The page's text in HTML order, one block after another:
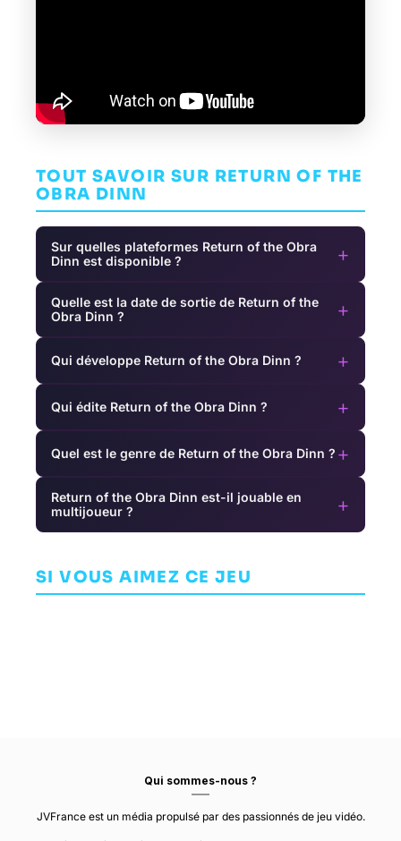
TOUT SAVOIR SUR RETURN OF THE
OBRA DINN
Sur quelles plateformes Return of the Obra
Dinn est disponible ?
+
Quelle est la date de sortie de Return of the
Obra Dinn ?
+
Qui développe Return of the Obra Dinn ? +
Qui édite Return of the Obra Dinn ? +
Quel est le genre de Return of the Obra Dinn ? +
Return of the Obra Dinn est-il jouable en
multijoueur ?
+
SI VOUS AIMEZ CE JEU
AVENTURE
Cosmochoria
Qui sommes-nous ?
JVFrance est un média propulsé par des passionnés de jeu vidéo.